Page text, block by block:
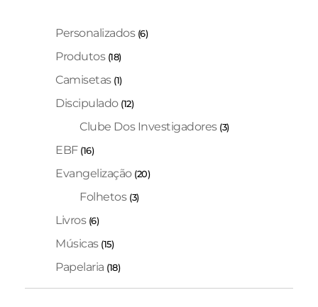
Personalizados (6)
Produtos (18)
Camisetas (1)
Discipulado (12)
Clube Dos Investigadores (3)
EBF (16)
Evangelização (20)
Folhetos (3)
Livros (6)
Músicas (15)
Papelaria (18)